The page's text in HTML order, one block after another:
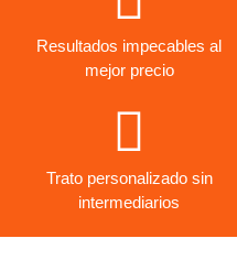
Resultados impecables al
mejor precio
Trato personalizado sin
intermediarios